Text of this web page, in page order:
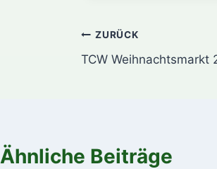
ZURÜCK
TCW Weihnachtsmarkt
Ähnliche Beiträge